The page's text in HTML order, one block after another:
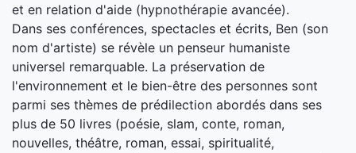
et en relation d'aide (hypnothérapie avancée).
Dans ses conférences, spectacles et écrits, Ben (son
nom d'artiste) se révèle un penseur humaniste
universel remarquable. La préservation de
l'environnement et le bien-être des personnes sont
parmi ses thèmes de prédilection abordés dans ses
plus de 50 livres (poésie, slam, conte, roman,
nouvelles, théâtre, roman, essai, spiritualité,